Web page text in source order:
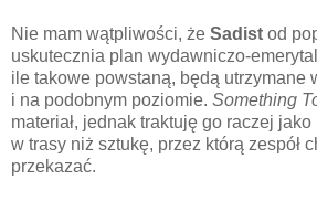
Nie mam wątpliwości, że Sadist od
uskutecznia plan wydawniczo-
ile takowe powstaną, będą utrzymane
i na podobnym poziomie. Something
materiał, jednak traktuję go raczej
w trasy niż sztukę, przez którą zespół
przekazać.